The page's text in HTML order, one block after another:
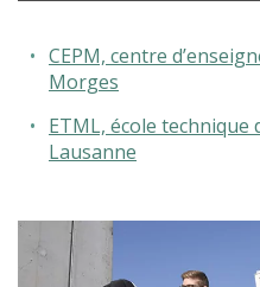
CEPM, centre
Morges
ETML, école technique
Lausanne